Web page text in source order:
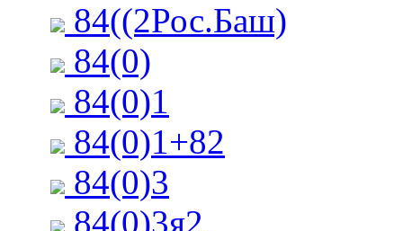
84((2Рос.Баш)
84(0)
84(0)1
84(0)1+82
84(0)3
84(0)3я2